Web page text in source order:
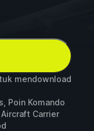
mendownload
Poin Komando
Aircraft Carrier